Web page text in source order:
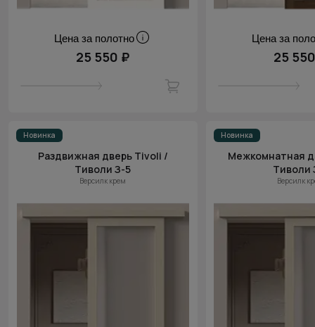
Цена за полотно
25 550 ₽
Цена за
25
Новинка
Раздвижная дверь Tivoli /
Тиволи З-5
Версилк крем
Новинка
Межкомнатная
Тиволи
Версилк